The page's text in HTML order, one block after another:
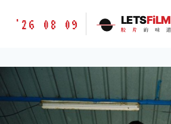
胶
味
道
LETSFILM
'26 08 09 LETSFiLM
胶 片 的 味 道